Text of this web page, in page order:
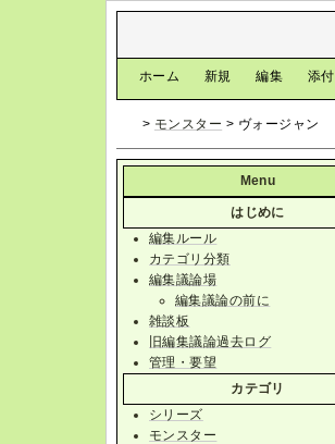
ホーム 新規 編集 添付
> モンスター > ヴォージャン
Menu
はじめに
編集ルール
カテゴリ分類
編集議論場
編集議論の前に
雑談板
旧編集議論過去ログ
管理・要望
カテゴリ
シリーズ
モンスター